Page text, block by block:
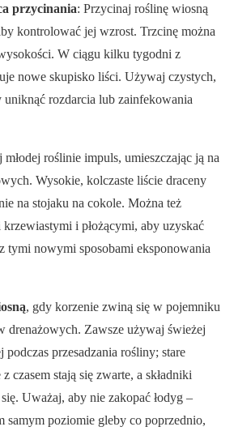
przycinania: Przycinaj roślinę wiosną
kontrolować jej wzrost. Trzcinę można
W ciągu kilku tygodni z
nowe skupisko liści. Używaj czystych,
uniknąć rozdarcia lub zainfekowania
młodej roślinie impuls, umieszczając ją na
Wysokie, kolczaste liście draceny
na stojaku na cokole. Można też
krzewiastymi i płożącymi, aby uzyskać
tymi nowymi sposobami eksponowania
, gdy korzenie zwiną się w pojemniku
drenażowych. Zawsze używaj świeżej
przesadzania rośliny; stare
czasem stają się zwarte, a składniki
Uważaj, aby nie zakopać łodyg –
samym poziomie gleby co poprzednio,